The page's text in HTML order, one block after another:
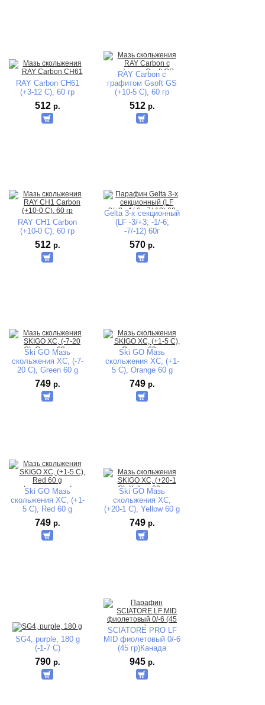
RAY Carbon CH61
(+3-12 C), 60 гр
512 р.
RAY Carbon с
графитом Gsoft GS
(+10-5 C), 60 гр
512 р.
RAY CH1 Carbon
(+10-0 C), 60 гр
512 р.
Gelta 3-х секционный
(LF -3/+3; -1/-6;
-7/-12) 60г
570 р.
Ski GO Мазь
скольжения XC, (-7-
20 C), Green 60 g
749 р.
Ski GO Мазь
скольжения XC, (+1-
5 C), Orange 60 g
749 р.
Ski GO Мазь
скольжения XC, (+1-
5 C), Red 60 g
(исскуств.снег)
749 р.
Ski GO Мазь
скольжения XC,
(+20-1 C), Yellow 60 g
749 р.
SG4, purple, 180 g
(-1-7 C)
790 р.
SCIATORE PRO LF
MID фиолетовый 0/-6
(45 гр)Канада
945 р.